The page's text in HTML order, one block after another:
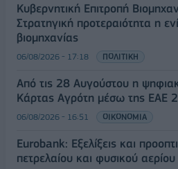
Κυβερνητική Επιτροπή
Στρατηγική προτεραιότητα η
βιομηχανίας
06/08/2026 - 17:18 ΠΟΛΙΤΙΚΗ
Από τις 28 Αυγούστου η
Κάρτας Αγρότη μέσω της ΕΑΕ
06/08/2026 - 16:51 ΟΙΚΟΝΟΜΙΑ
Eurobank: Εξελίξεις και
πετρελαίου και φυσικού